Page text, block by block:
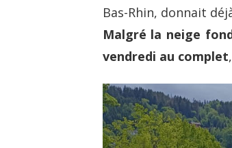
Bas-Rhin, donnait
Malgré la neige
vendredi au complet